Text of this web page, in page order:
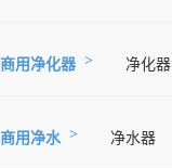
商用净化器 净化器
商用净水 净水器